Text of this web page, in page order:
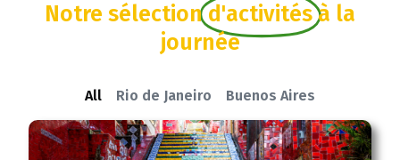
Notre sélectiond'activités à la
journée
Rio de Janeiro Buenos Aires
All